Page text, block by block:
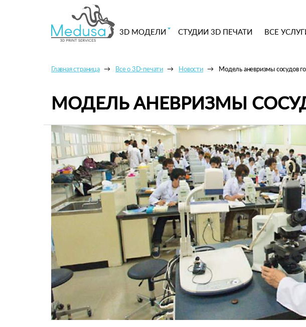
3D МОДЕЛИ СТУДИИ 3D ПЕЧАТИ ВСЕ
Главная страница Все о 3D-печати Новости Модель аневризмы сосудов
МОДЕЛЬ АНЕВРИЗМЫ